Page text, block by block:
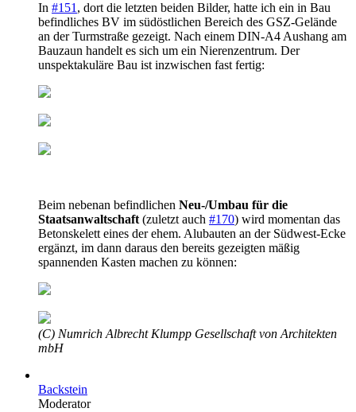
In #151, dort die letzten beiden Bilder, hatte ich ein in Bau
befindliches BV im südöstlichen Bereich des GSZ-Gelände
an der Turmstraße gezeigt. Nach einem DIN-A4 Aushang am
Bauzaun handelt es sich um ein Nierenzentrum. Der
unspektakuläre Bau ist inzwischen fast fertig:
Beim nebenan befindlichen Neu-/Umbau für die
Staatsanwaltschaft(zuletzt auch #170) wird momentan das
Betonskelett eines der ehem. Alubauten an der Südwest-Ecke
ergänzt, im dann daraus den bereits gezeigten mäßig
spannenden Kasten machen zu können:
(C) Numrich Albrecht Klumpp Gesellschaft von Architekten
mbH
Backstein
Moderator